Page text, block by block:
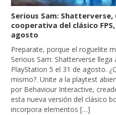
Serious Sam: Shatterverse,
cooperativa del clásico
agosto
Preparate, porque el roguelite
Serious Sam: Shatterverse llega
PlayStation 5 el 31 de agosto.
mismo?. Unite a la playtest
por Behaviour Interactive,
esta nueva versión del clásico
incorpora elementos […]